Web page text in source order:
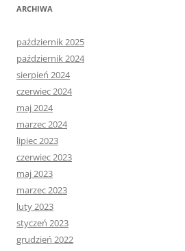
ARCHIWA
październik 2025
październik 2024
sierpień 2024
czerwiec 2024
maj 2024
marzec 2024
lipiec 2023
czerwiec 2023
maj 2023
marzec 2023
luty 2023
styczeń 2023
grudzień 2022